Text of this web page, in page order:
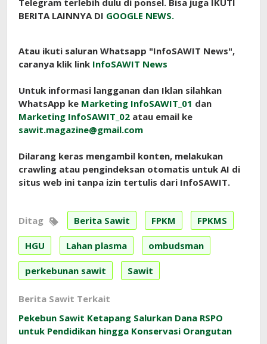
Telegram terlebih dulu di ponsel. Bisa juga IKUTI
BERITA LAINNYA DI GOOGLE NEWS.
Atau ikuti saluran Whatsapp "InfoSAWIT News",
caranya klik link InfoSAWIT News
Untuk informasi langganan dan Iklan silahkan
WhatsApp ke Marketing InfoSAWIT_01 dan
Marketing InfoSAWIT_02 atau email ke
sawit.magazine@gmail.com
Dilarang keras mengambil konten, melakukan
crawling atau pengindeksan otomatis untuk AI di
situs web ini tanpa izin tertulis dari InfoSAWIT.
Ditag Berita Sawit FPKM FPKMS
HGU Lahan plasma ombudsman
perkebunan sawit Sawit
Berita Sawit Terkait
Pekebun Sawit Ketapang Salurkan Dana RSPO
untuk Pendidikan hingga Konservasi Orangutan